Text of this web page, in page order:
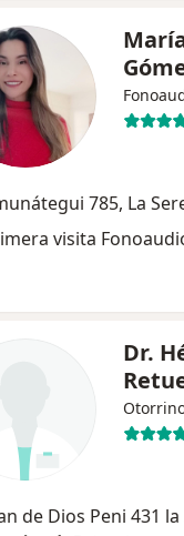
785, La
visita
Dr.